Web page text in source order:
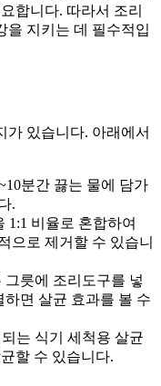
합니다. 따라서 조리
을 지키는 데 필수적입
가 있습니다. 아래에서
분간 끓는 물에 담가
.
1:1 비율로 혼합하여
으로 제거할 수 있습니
그릇에 조리도구를 넣
면 살균 효과를 볼 수
는 식기 세척용 살균
할 수 있습니다.